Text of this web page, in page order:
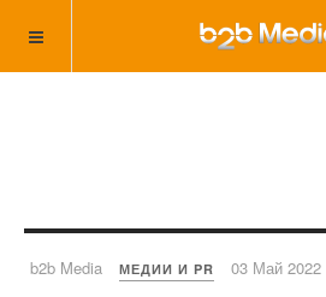
b2b Media МЕДИИ И PR 03 Май 2022